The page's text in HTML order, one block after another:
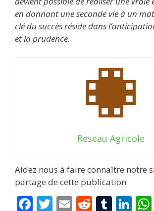
en donnant une seconde vie à un
clé du succès réside dans
et la prudence.
Reseau Agricole
Aidez nous à faire connaître notre
partage de cette publication
F T E R T Li